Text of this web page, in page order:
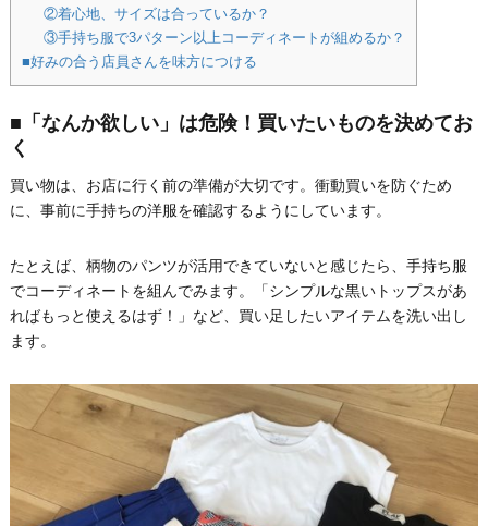
②着心地、サイズは合っているか？
③手持ち服で3パターン以上コーディネートが組めるか？
■好みの合う店員さんを味方につける
■「なんか欲しい」は危険！買いたいものを決めてお
く
買い物は、お店に行く前の準備が大切です。衝動買いを防ぐため
に、事前に手持ちの洋服を確認するようにしています。
たとえば、柄物のパンツが活用できていないと感じたら、手持ち服
でコーディネートを組んでみます。「シンプルな黒いトップスがあ
ればもっと使えるはず！」など、買い足したいアイテムを洗い出し
ます。